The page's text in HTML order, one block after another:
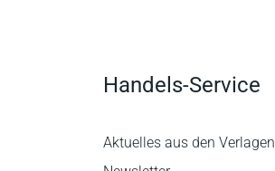
Handels-Service
Aktuelles aus den Verlagen